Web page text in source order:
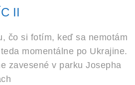
II
čo si fotím, keď sa nemotám
momentálne po Ukrajine.
zavesené v parku Josepha